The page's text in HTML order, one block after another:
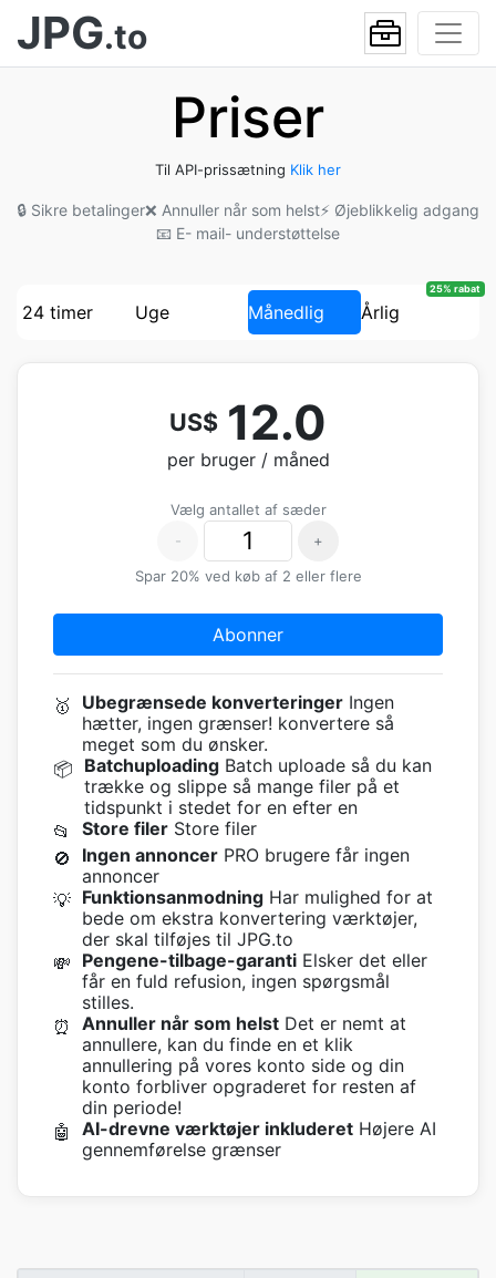
JPG.to
Priser
Til API-prissætning Klik her
🔒 Sikre betalinger❌ Annuller når som helst⚡ Øjeblikkelig adgang
📧 E- mail- understøttelse
24 timer Uge Månedlig Årlig
25% rabat
US$ 12.0
per bruger / måned
Vælg antallet af sæder
-
+
Spar 20% ved køb af 2 eller flere
Abonner
🥇 Ubegrænsede konverteringer Ingen
hætter, ingen grænser! konvertere så
meget som du ønsker.
📦 Batchuploading Batch uploade så du kan
trække og slippe så mange filer på et
tidspunkt i stedet for en efter en
📂
Store filer Store filer
🚫
Ingen annoncer PRO brugere får ingen
annoncer
💡 Funktionsanmodning Har mulighed for at
bede om ekstra konvertering værktøjer,
der skal tilføjes til JPG.to
💸 Pengene-tilbage-garanti Elsker det eller
får en fuld refusion, ingen spørgsmål
stilles.
⏰
Annuller når som helst Det er nemt at
annullere, kan du finde en et klik
annullering på vores konto side og din
konto forbliver opgraderet for resten af
din periode!
🤖
AI-drevne værktøjer inkluderet Højere AI
gennemførelse grænser